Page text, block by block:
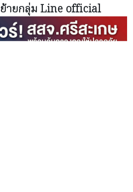
ายกลุ่ม Line official